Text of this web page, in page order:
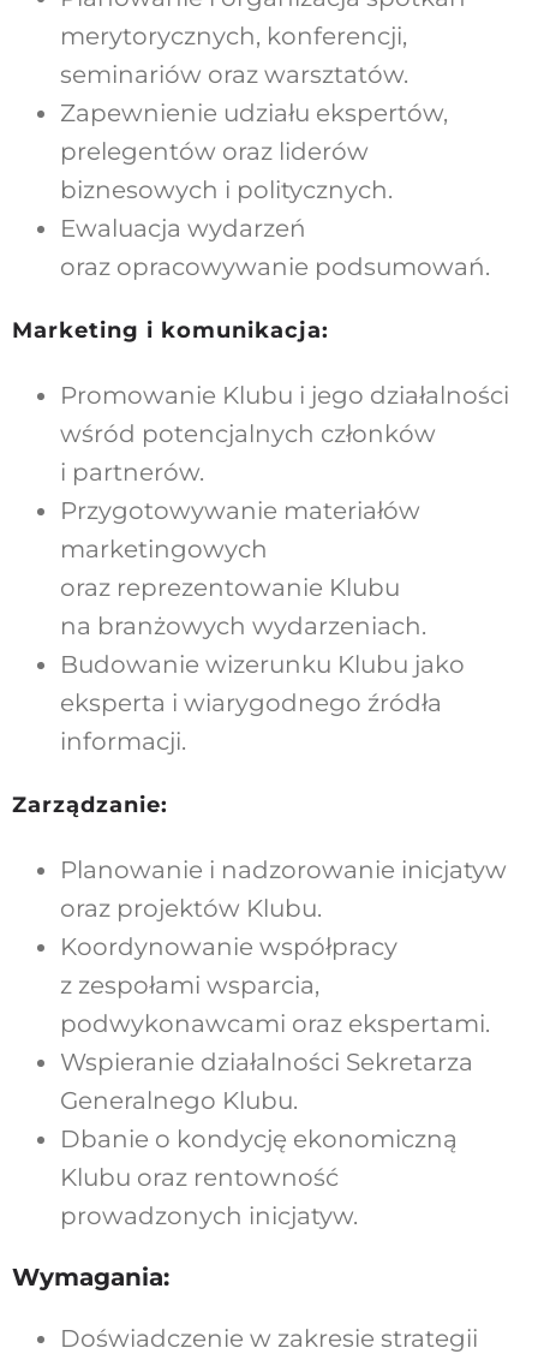
merytorycznych, konferencji,
seminariów oraz warsztatów.
Zapewnienie udziału ekspertów,
prelegentów oraz liderów
biznesowych i politycznych.
Ewaluacja wydarzeń
oraz opracowywanie podsumowań.
Marketing i komunikacja:
Promowanie Klubu i jego działalności
wśród potencjalnych członków
i partnerów.
Przygotowywanie materiałów
marketingowych
oraz reprezentowanie Klubu
na branżowych wydarzeniach.
Budowanie wizerunku Klubu jako
eksperta i wiarygodnego źródła
informacji.
Zarządzanie:
Planowanie i nadzorowanie inicjatyw
oraz projektów Klubu.
Koordynowanie współpracy
z zespołami wsparcia,
podwykonawcami oraz ekspertami.
Wspieranie działalności Sekretarza
Generalnego Klubu.
Dbanie o kondycję ekonomiczną
Klubu oraz rentowność
prowadzonych inicjatyw.
Wymagania:
Doświadczenie w zakresie strategii